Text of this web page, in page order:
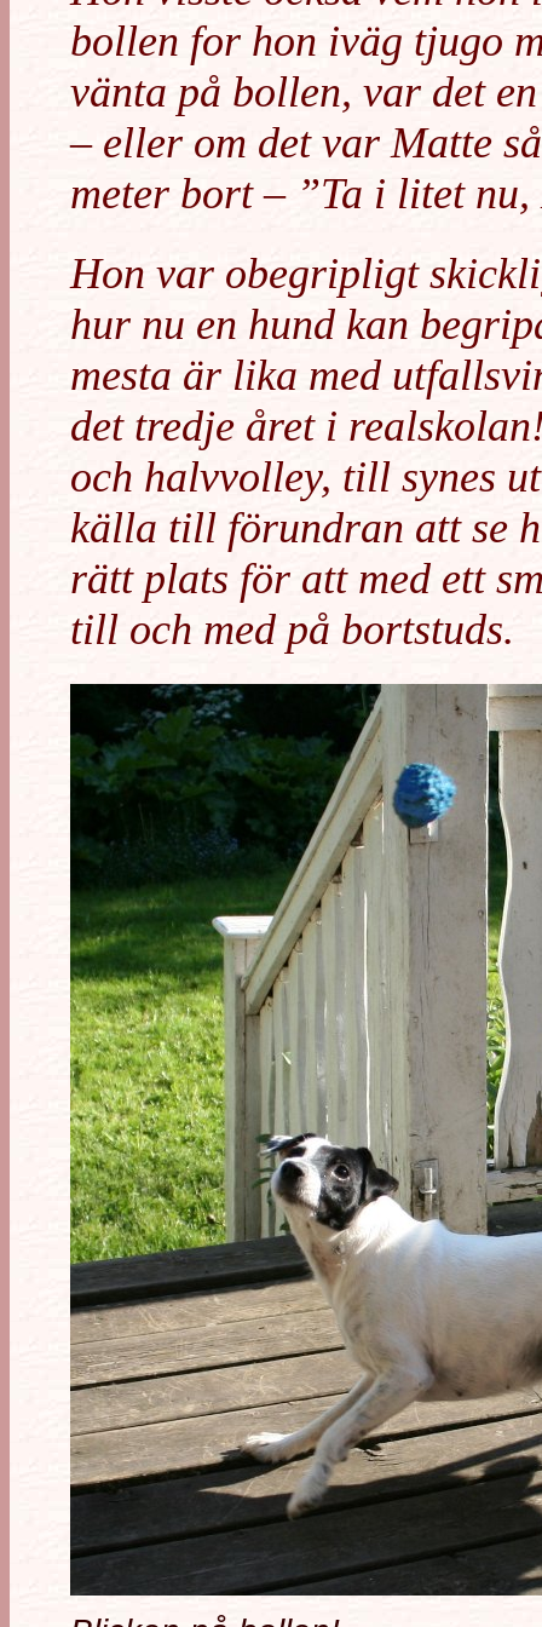
bollen for hon iväg tjugo
vänta på bollen, var det
– eller om det var Matte
meter bort – ”Ta i litet
Hon var obegripligt
hur nu en hund kan
mesta är lika med
det tredje året i
och halvvolley, till synes
källa till förundran att se
rätt plats för att med ett
till och med på bortstuds.